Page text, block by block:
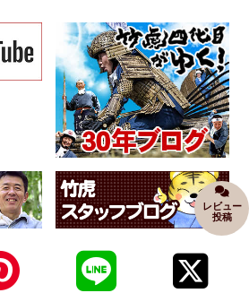
レビュー
投稿